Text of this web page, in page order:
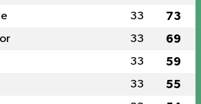
33 73
33 69
33 59
33 55